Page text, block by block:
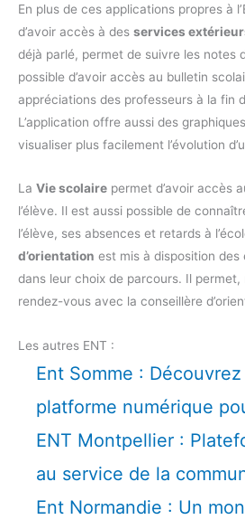
En plus de ces applications propres à
d’avoir accès à des services
déjà parlé, permet de suivre les notes
possible d’avoir accès au bulletin
appréciations des professeurs à la fin
L’application offre aussi des
visualiser plus facilement l’évolution
La Vie scolaire permet d’avoir accès
l’élève. Il est aussi possible de
l’élève, ses absences et retards à
d’orientation est mis à disposition des
dans leur choix de parcours. Il
rendez-vous avec la conseillère
Les autres ENT :
Ent Somme :
platforme numérique
ENT Montpellier :
au service de la
Ent Normandie : Un